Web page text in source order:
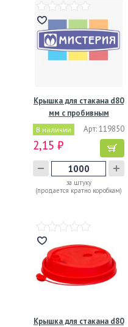
Крышка для стакана d80
мм с пробивным
слотом…
В наличии Арт: 119850
2,15 ₽
за штуку
(продается кратно коробкам)
Крышка для стакана d80